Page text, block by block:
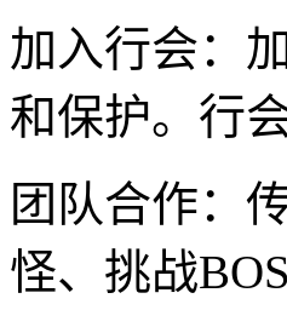
加入行会：
和保护。行
团队合作：
怪、挑战